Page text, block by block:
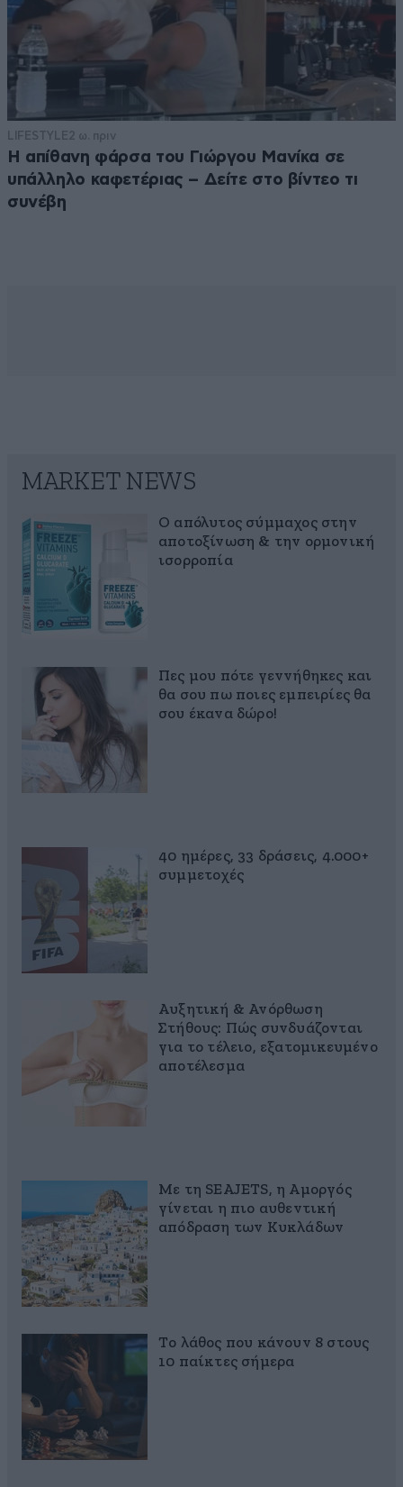
LIFESTYLE2 ω. πριν
Η απίθανη φάρσα του Γιώργου Μανίκα σε
υπάλληλο καφετέριας – Δείτε στο βίντεο τι
συνέβη
MARKET NEWS
Ο απόλυτος σύμμαχος στην
αποτοξίνωση & την ορμονική
ισορροπία
Πες μου πότε γεννήθηκες και
θα σου πω ποιες εμπειρίες θα
σου έκανα δώρο!
40 ημέρες, 33 δράσεις, 4.000+
συμμετοχές
Αυξητική & Ανόρθωση
Στήθους: Πώς συνδυάζονται
για το τέλειο, εξατομικευμένο
αποτέλεσμα
Με τη SEAJETS, η Αμοργός
γίνεται η πιο αυθεντική
απόδραση των Κυκλάδων
Το λάθος που κάνουν 8 στους
10 παίκτες σήμερα